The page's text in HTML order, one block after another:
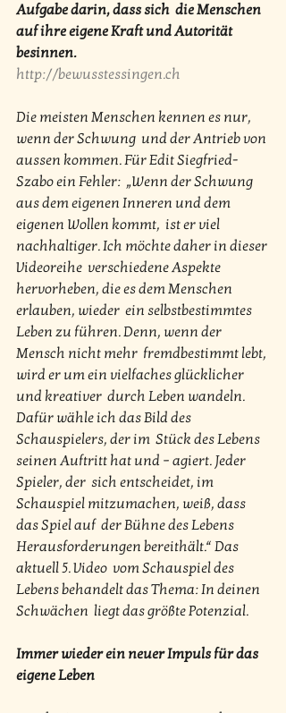
Aufgabe darin, dass sich  die Menschen
auf ihre eigene Kraft und Autorität
besinnen.
http://bewusstessingen.ch
Die meisten Menschen kennen es nur,
wenn der Schwung  und der Antrieb von
aussen kommen. Für Edit Siegfried-
Szabo ein Fehler:  „Wenn der Schwung
aus dem eigenen Inneren und dem
eigenen Wollen kommt,  ist er viel
nachhaltiger. Ich möchte daher in dieser
Videoreihe  verschiedene Aspekte
hervorheben, die es dem Menschen
erlauben, wieder  ein selbstbestimmtes
Leben zu führen. Denn, wenn der
Mensch nicht mehr  fremdbestimmt lebt,
wird er um ein vielfaches glücklicher
und kreativer  durch Leben wandeln.
Dafür wähle ich das Bild des
Schauspielers, der im  Stück des Lebens
seinen Auftritt hat und – agiert. Jeder
Spieler, der  sich entscheidet, im
Schauspiel mitzumachen, weiß, dass
das Spiel auf  der Bühne des Lebens
Herausforderungen bereithält.“ Das
aktuell 5. Video  vom Schauspiel des
Lebens behandelt das Thema: In deinen
Schwächen  liegt das größte Potenzial.
Immer wieder ein neuer Impuls für das
eigene Leben